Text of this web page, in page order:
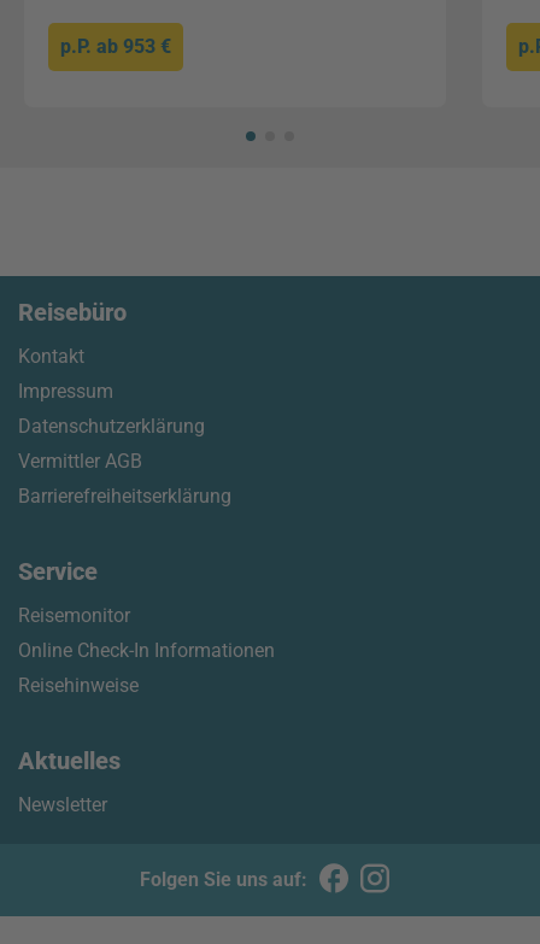
p.P. ab 953 €
Reisebüro
Kontakt
Impressum
Datenschutzerklärung
Vermittler AGB
Barrierefreiheitserklärung
Service
Reisemonitor
Online Check-In Informationen
Reisehinweise
Aktuelles
Newsletter
Folgen Sie uns auf: